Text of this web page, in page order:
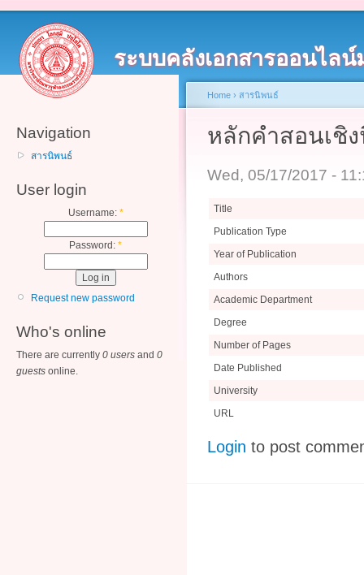
ระบบคลังเอกสารออนไล
Navigation
สารนิพนธ์
User login
Username: *
Password: *
Request new password
Who's online
There are currently 0 users and 0
guests online.
Home › สารนิพนธ์
หลักคำสอนเชิ
Wed, 05/17/2017 -
Title
Publication Type
Year of Publication
Authors
Academic Department
Degree
Number of Pages
Date Published
University
URL
Login to post